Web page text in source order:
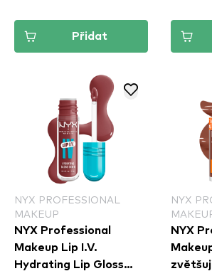
Přidat
NYX PROFESSIONAL
MAKEUP
NYX Professional
Makeup Lip I.V.
Hydrating Lip Gloss
NYX
NYX